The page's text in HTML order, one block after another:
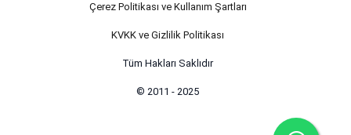
Çerez Politikası ve Kullanım Şartları
KVKK ve Gizlilik Politikası
Tüm Hakları Saklıdır
© 2011 - 2025